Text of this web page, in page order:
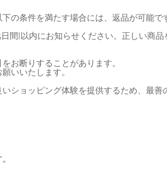
の条件を満たす場合には、返品が可能で
間]以内にお知らせください。正しい商
お断りすることがあります。
いいたします。
ショッピング体験を提供するため、最善